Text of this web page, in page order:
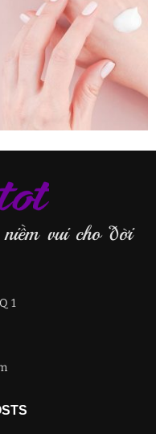
vui cho đời
1